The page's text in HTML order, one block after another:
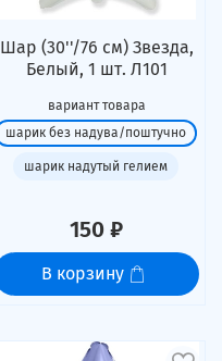
Шар (30''/76 см) Звезда,
Белый, 1 шт. Л101
вариант товара
шарик без надува/поштучно
шарик надутый гелием
150 ₽
В корзину